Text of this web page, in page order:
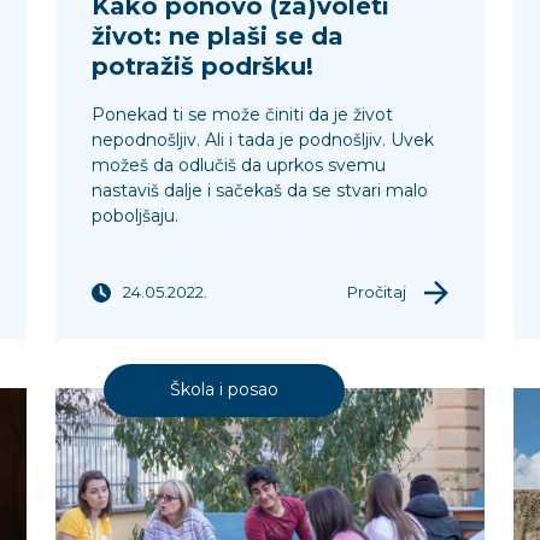
Kako ponovo (za)voleti
život: ne plaši se da
potražiš podršku!
Ponekad ti se može činiti da je život
nepodnošljiv. Ali i tada je podnošljiv. Uvek
možeš da odlučiš da uprkos svemu
nastaviš dalje i sačekaš da se stvari malo
poboljšaju.
24.05.2022. Pročitaj
Škola i posao